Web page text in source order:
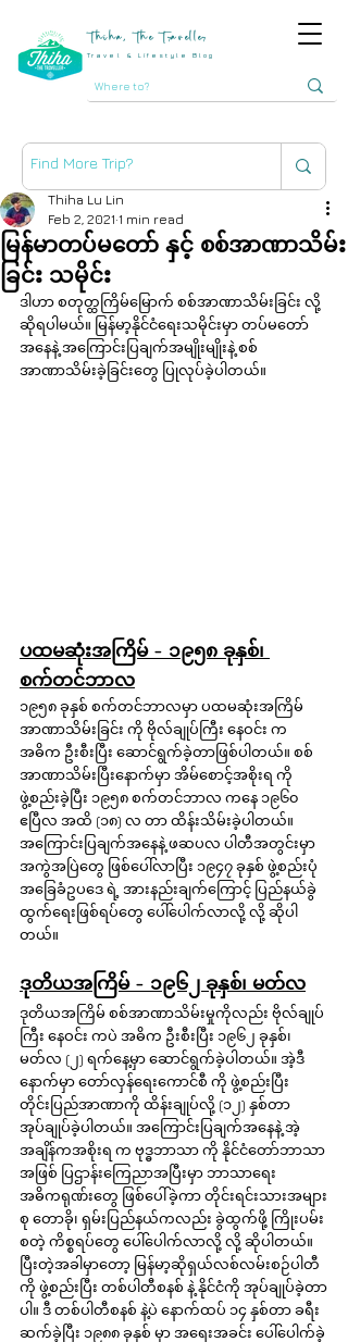
Thiha, The Traveller
Travel & Lifestyle Blog
မြန်မာတပ်မတော် နှင့် စစ်အာဏာသိမ်း
ခြင်း သမိုင်း
Thiha Lu Lin
Feb 2, 2021 1 min read
ဒါဟာ စတုတ္ထကြိမ်မြောက် စစ်အာဏာသိမ်းခြင်း လို့
ဆိုရပါမယ်။ မြန်မာ့နိုင်ငံရေးသမိုင်းမှာ တပ်မတော်
အနေနဲ့ အကြောင်းပြချက်အမျိုးမျိုးနဲ့ စစ်
အာဏာသိမ်းခဲ့ခြင်းတွေ ပြုလုပ်ခဲ့ပါတယ်။
ပထမဆုံးအကြိမ် - ၁၉၅၈ ခုနှစ်၊
စက်တင်ဘာလ
၁၉၅၈ ခုနှစ် စက်တင်ဘာလမှာ ပထမဆုံးအကြိမ်
အာဏာသိမ်းခြင်း ကို ဗိုလ်ချုပ်ကြီး နေဝင်း က
အဓိက ဦးစီးပြီး ဆောင်ရွက်ခဲ့တာဖြစ်ပါတယ်။ စစ်
အာဏာသိမ်းပြီးနောက်မှာ အိမ်စောင့်အစိုးရ ကို
ဖွဲ့စည်းခဲ့ပြီး ၁၉၅၈ စက်တင်ဘာလ ကနေ ၁၉၆၀
ဧပြီလ အထိ (၁၈) လ တာ ထိန်းသိမ်းခဲ့ပါတယ်။
အကြောင်းပြချက်အနေနဲ့ ဖဆပလ ပါတီအတွင်းမှာ
အကွဲအပြဲတွေ ဖြစ်ပေါ်လာပြီး ၁၉၄၇ ခုနှစ် ဖွဲ့စည်းပုံ
အခြေခံဥပဒေ ရဲ့ အားနည်းချက်ကြောင့် ပြည်နယ်ခွဲ
ထွက်ရေးဖြစ်ရပ်တွေ ပေါ်ပေါက်လာလို့ လို့ ဆိုပါ
တယ်။
ဒုတိယအကြိမ် - ၁၉၆၂ ခုနှစ်၊ မတ်လ
ဒုတိယအကြိမ် စစ်အာဏာသိမ်းမှုကိုလည်း ဗိုလ်ချုပ်
ကြီး နေဝင်း ကပဲ အဓိက ဦးစီးပြီး ၁၉၆၂ ခုနှစ်၊
မတ်လ (၂) ရက်နေ့မှာ ဆောင်ရွက်ခဲ့ပါတယ်။ အဲ့ဒီ
နောက်မှာ တော်လှန်ရေးကောင်စီ ကို ဖွဲ့စည်းပြီး
တိုင်းပြည်အာဏာကို ထိန်းချုပ်လို့ (၁၂) နှစ်တာ
အုပ်ချုပ်ခဲ့ပါတယ်။ အကြောင်းပြချက်အနေနဲ့ အဲ့
အချိန်ကအစိုးရ က ဗုဒ္ဓဘာသာ ကို နိုင်ငံတော်ဘာသာ
အဖြစ် ပြဌာန်းကြေညာအပြီးမှာ ဘာသာရေး
အဓိကရုဏ်းတွေ ဖြစ်ပေါ်ခဲ့ကာ တိုင်းရင်းသားအများ
စု တောခို၊ ရှမ်းပြည်နယ်ကလည်း ခွဲထွက်ဖို့ ကြိုးပမ်း
စတဲ့ ကိစ္စရပ်တွေ ပေါ်ပေါက်လာလို့ လို့ ဆိုပါတယ်။
ပြီးတဲ့အခါမှာတော့ မြန်မာ့ဆိုရှယ်လစ်လမ်းစဉ်ပါတီ
ကို ဖွဲ့စည်းပြီး တစ်ပါတီစနစ် နဲ့ နိုင်ငံကို အုပ်ချုပ်ခဲ့တာ
ပါ။ ဒီ တစ်ပါတီစနစ် နဲ့ပဲ နောက်ထပ် ၁၄ နှစ်တာ ခရီး
ဆက်ခဲ့ပြီး ၁၉၈၈ ခုနှစ် မှာ အရေးအခင်း ပေါ်ပေါက်ခဲ့